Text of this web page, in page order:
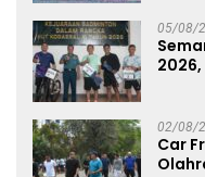
05/08/
02/08/
Car